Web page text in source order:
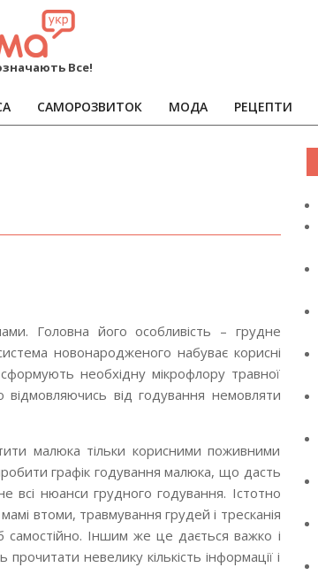
Все!
PrimaryСАМОРОЗВИТОК МОДА РЕЦЕПТИ
Головна його особливість – грудне
новонародженого набуває корисні
сформують необхідну мікрофлору травної
від годування немовляти
малюка тільки корисними поживними
графік годування малюка, що дасть
всі нюанси грудного годування. Істотно
втоми, травмування грудей і тресканія
самостійно. Іншим же це дається важко і
невелику кількість інформації і